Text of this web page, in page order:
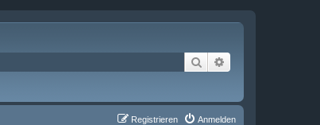
Suche
Anmelden
Registrieren